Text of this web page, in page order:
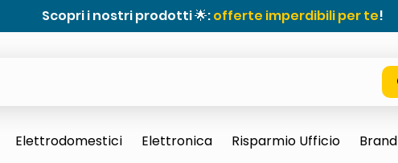
Scopri i nostri prodotti 🌟:offerte imperdibili per te!
Elettrodomestici Elettronica Risparmio Ufficio Brand